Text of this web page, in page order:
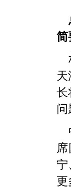
简
长
问
宁